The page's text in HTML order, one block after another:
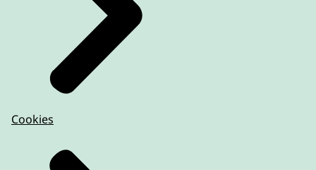
Cookies